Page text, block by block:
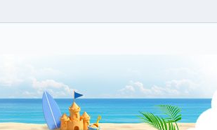
아래 URL에서 도메인 주소를 확인해 보세요